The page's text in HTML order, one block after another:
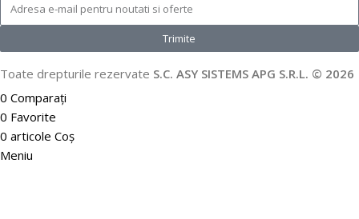
Trimite
Toate drepturile rezervate S.C. ASY SISTEMS APG S.R.L. © 2026
0 Comparați
0 Favorite
0 articole Coș
Meniu